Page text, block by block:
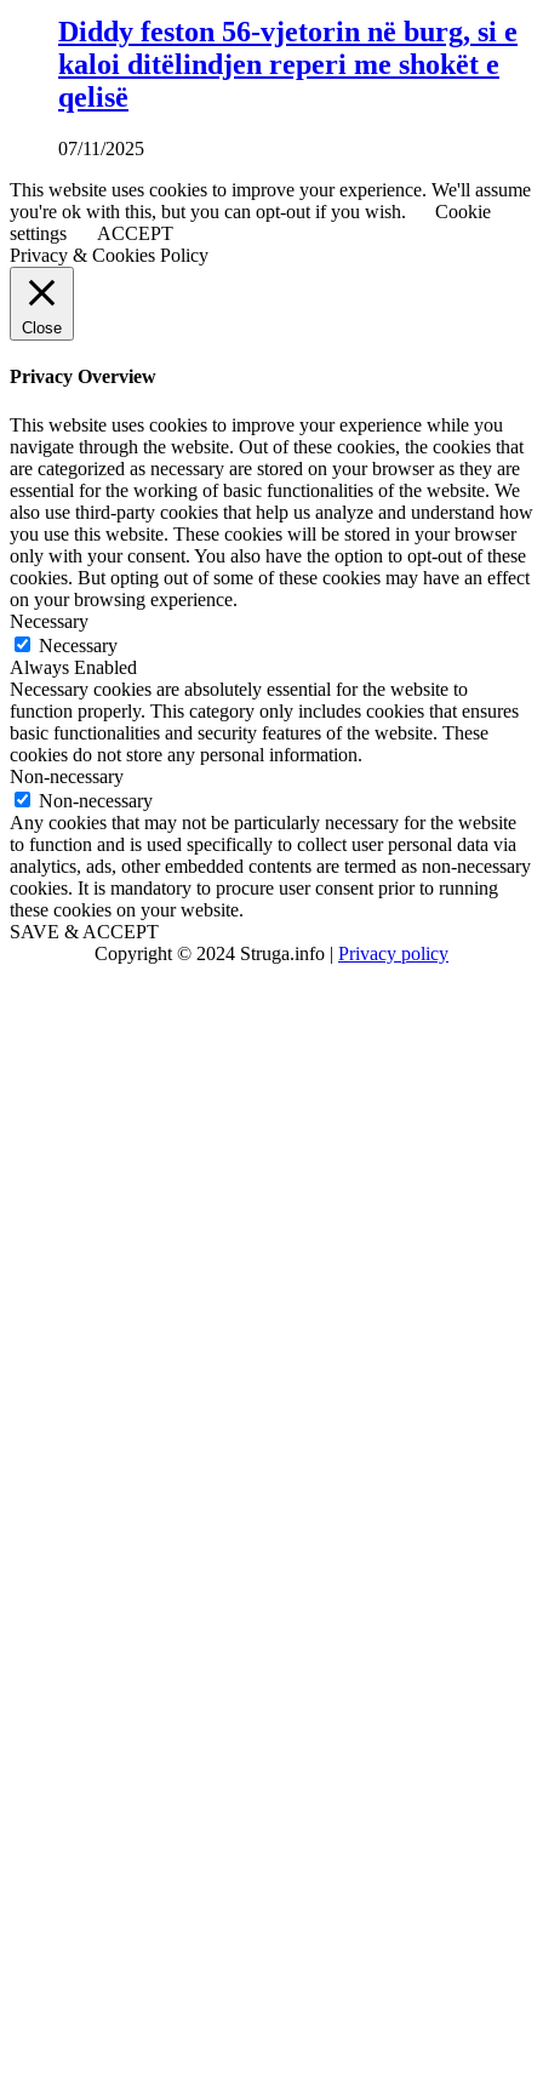
Diddy feston 56-vjetorin në burg, si e
kaloi ditëlindjen reperi me shokët e
qelisë
07/11/2025
This website uses cookies to improve your experience. We'll assume
you're ok with this, but you can opt-out if you wish.
Cookie
settings
ACCEPT
Privacy & Cookies Policy
Close
Privacy Overview
This website uses cookies to improve your experience while you
navigate through the website. Out of these cookies, the cookies that
are categorized as necessary are stored on your browser as they are
essential for the working of basic functionalities of the website. We
also use third-party cookies that help us analyze and understand how
you use this website. These cookies will be stored in your browser
only with your consent. You also have the option to opt-out of these
cookies. But opting out of some of these cookies may have an effect
on your browsing experience.
Necessary
Necessary
Always Enabled
Necessary cookies are absolutely essential for the website to
function properly. This category only includes cookies that ensures
basic functionalities and security features of the website. These
cookies do not store any personal information.
Non-necessary
Non-necessary
Any cookies that may not be particularly necessary for the website
to function and is used specifically to collect user personal data via
analytics, ads, other embedded contents are termed as non-necessary
cookies. It is mandatory to procure user consent prior to running
these cookies on your website.
SAVE & ACCEPT
Copyright © 2024 Struga.info | Privacy policy